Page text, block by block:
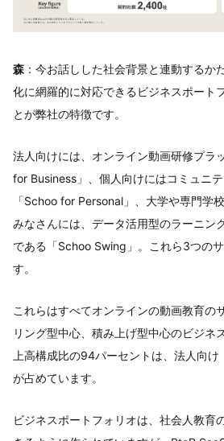
森 ：今お話しした社会背景と連動するか
化に網羅的に対応できるビジネスポート
とが弊社の特徴です。
法人向けには、オンライン動画研修プラ
for Business」、個人向けにはコミュニ
「Schoo for Personal」、大学や専門学
みなさんには、データ活用型のラーニン
である「Schoo Swing」。これら3つの
す。
これらはすべてオンラインの動画教育の
リング型中心、積み上げ型中心のビジネ
上高構成比の94パーセントは、法人向け
が占めています。
ビジネスポートフォリオは、社会人教育